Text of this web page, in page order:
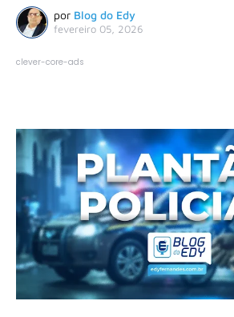
por Blog do Edy
fevereiro 05, 2026
clever-core-ads